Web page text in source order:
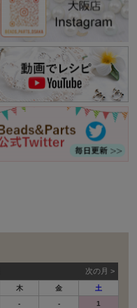
次の⽉ >
木 金
土
- -
1